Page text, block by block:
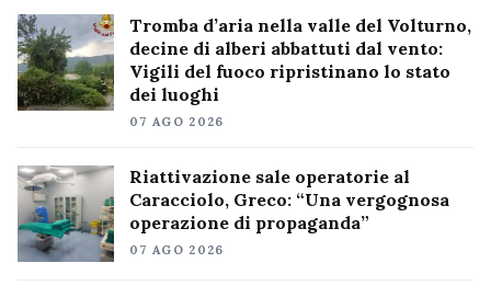
Tromba d’aria nella valle del Volturno,
decine di alberi abbattuti dal vento:
Vigili del fuoco ripristinano lo stato
dei luoghi
07 AGO 2026
Riattivazione sale operatorie al
Caracciolo, Greco: “Una vergognosa
operazione di propaganda”
07 AGO 2026